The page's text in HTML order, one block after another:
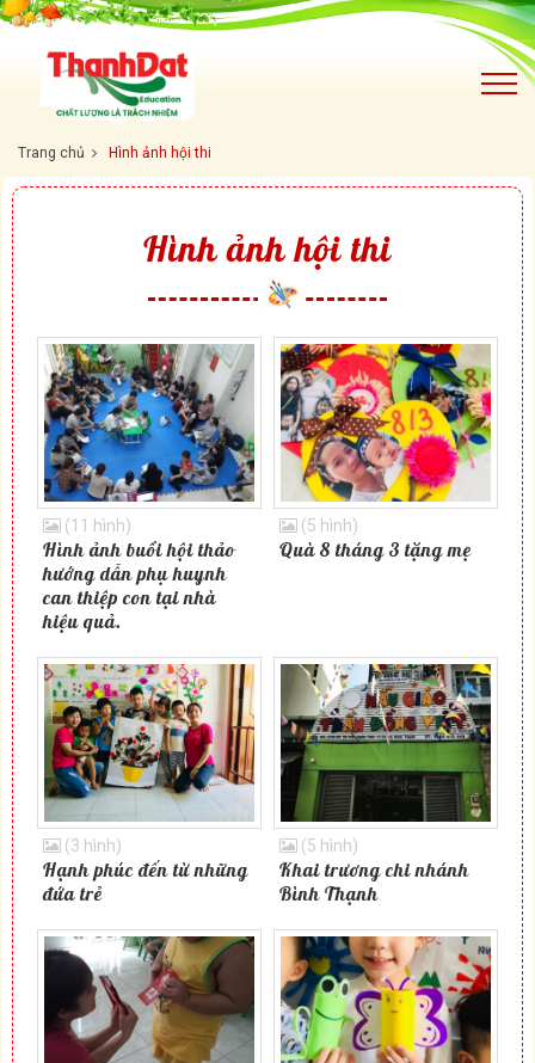
Trang chủ Hình ảnh hội thi
Hình ảnh hội thi
(11 hình)
Hình ảnh buổi hội thảo
hướng dẫn phụ huynh
can thiệp con tại nhà
hiệu quả.
(5 hình)
Quà 8 tháng 3 tặng mẹ
(3 hình)
Hạnh phúc đến từ những
đứa trẻ
(5 hình)
Khai trương chi nhánh
Bình Thạnh